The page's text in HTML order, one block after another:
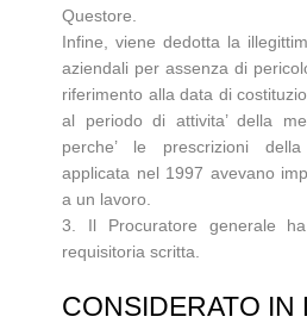
Questore.
Infine, viene dedotta la
aziendali per assenza di
riferimento alla data di
al periodo di attivita’ della
perche’ le prescrizioni
applicata nel 1997 avevano
a un lavoro.
3. Il Procuratore generale
requisitoria scritta.
CONSIDERATO IN